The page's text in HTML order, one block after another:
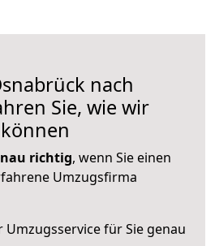
nach
Sie, wie wir
richtig, wenn Sie einen
Umzugsfirma
Umzugsservice für Sie genau